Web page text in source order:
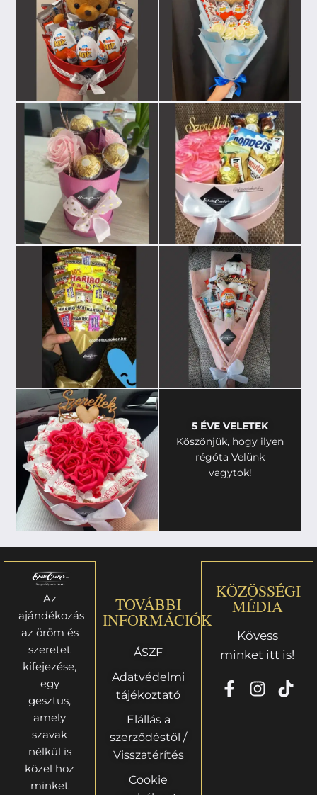
5 ÉVE VELETEK
Köszönjük, hogy ilyen
régóta Velünk
vagytok!
Az
ajándékozás
az öröm és
szeretet
kifejezése,
egy
gesztus,
amely
szavak
nélkül is
közel hoz
minket
TOVÁBBI
INFORMÁCIÓK
ÁSZF
Adatvédelmi
tájékoztató
Elállás a
szerződéstől /
Visszatérítés
Cookie
KÖZÖSSÉGI
MÉDIA
Kövess
minket itt is!